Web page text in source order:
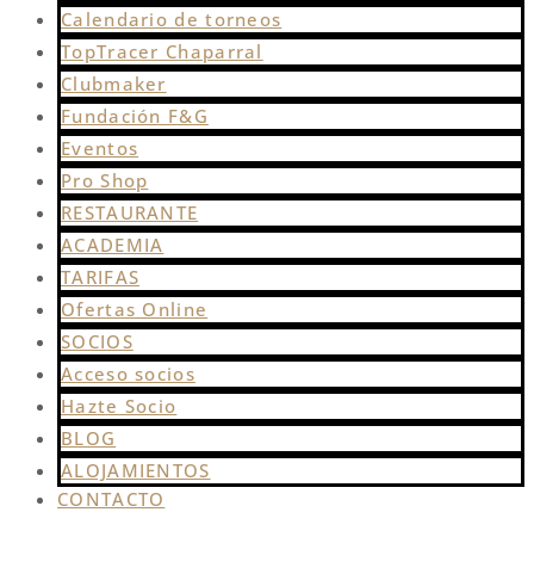
Calendario de torneos
TopTracer Chaparral
Clubmaker
Fundación F&G
Eventos
Pro Shop
RESTAURANTE
ACADEMIA
TARIFAS
Ofertas Online
SOCIOS
Acceso socios
Hazte Socio
BLOG
ALOJAMIENTOS
CONTACTO